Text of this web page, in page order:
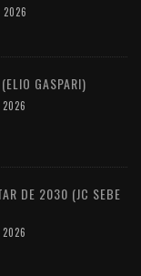
2026
GASPARI)
2026
DE 2030 (JC SEBE
2026